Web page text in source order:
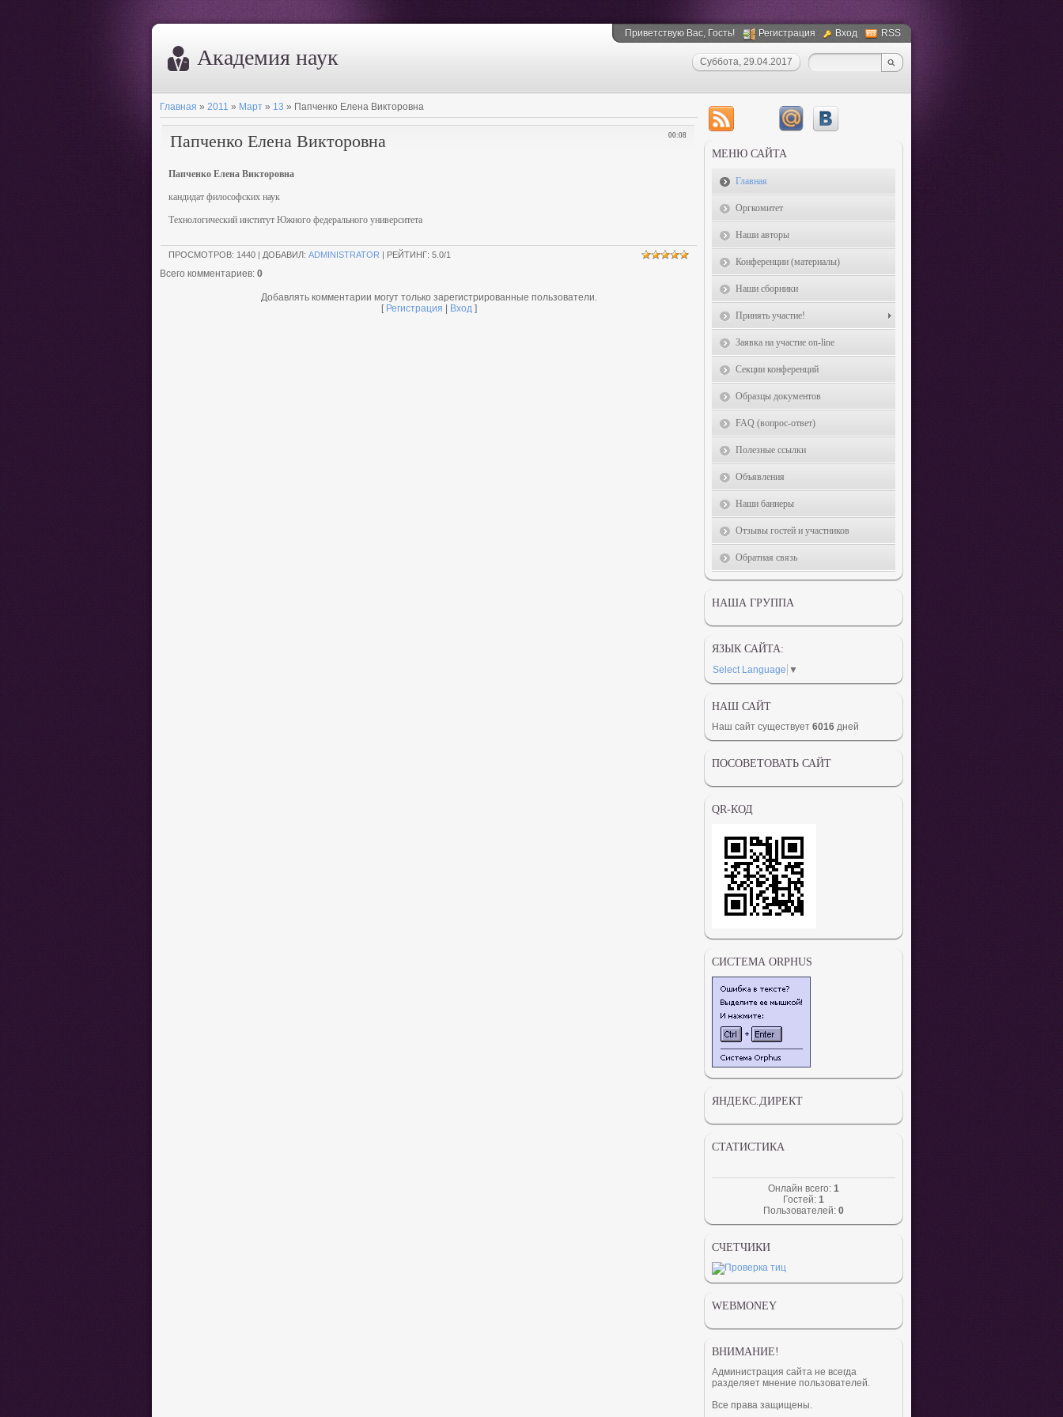
Приветствую Вас, Гость! Регистрация Вход RSS
Академия наук Суббота, 29.04.2017
Главная » 2011 » Март » 13 » Папченко Елена Викторовна
00:08
Папченко Елена Викторовна
Папченко Елена Викторовна
кандидат философских наук
Технологический институт Южного федерального университета
ПРОСМОТРОВ: 1440 | ДОБАВИЛ: ADMINISTRATOR | РЕЙТИНГ: 5.0/1
Всего комментариев: 0
Добавлять комментарии могут только зарегистрированные пользователи.
[ Регистрация Вход]
МЕНЮ САЙТА
Главная
Оргкомитет
Наши авторы
Конференции (материалы)
Наши сборники
Принять участие!
Заявка на участие on-line
Секции конференций
Образцы документов
FAQ (вопрос-ответ)
Полезные ссылки
Объявления
Наши баннеры
Отзывы гостей и участников
Обратная связь
НАША ГРУППА
ЯЗЫК САЙТА:
Select Language ▼
НАШ САЙТ
Наш сайт существует 6016 дней
ПОСОВЕТОВАТЬ САЙТ
QR-КОД
СИСТЕМА ORPHUS
ЯНДЕКС.ДИРЕКТ
СТАТИСТИКА
Онлайн всего: 1
Гостей: 1
Пользователей: 0
СЧЕТЧИКИ
WEBMONEY
ВНИМАНИЕ!
Администрация сайта не всегда
разделяет мнение пользователей.
Все права защищены.